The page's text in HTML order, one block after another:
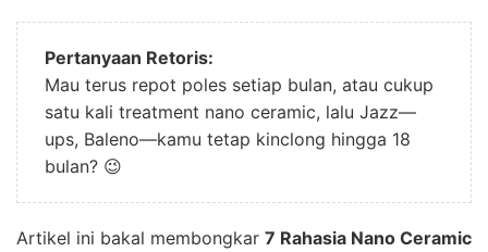
Pertanyaan Retoris:
Mau terus repot poles setiap bulan, atau cukup
satu kali treatment nano ceramic, lalu Jazz—
ups, Baleno—kamu tetap kinclong hingga 18
bulan? 😉
Artikel ini bakal membongkar 7 Rahasia Nano Ceramic